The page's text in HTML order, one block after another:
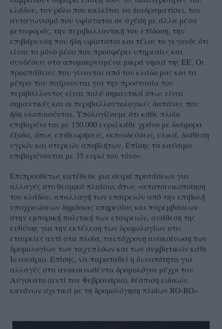
κλάδου, τον ρόλο που καλείται να διαδραματίσει, τον
ανταγωνισμό που υφίσταται σε σχέση με άλλα μέσα
μεταφοράς, την περιβαλλοντική του επίδοση, την
επιβάρυνση που ήδη υφίσταται και τέλος το γεγονός ότι
είναι το μόνο μέσο που προσφέρει υπηρεσίες και
συνδέσεις στα απομακρυσμένα μικρά νησιά της ΕΕ. Οι
προσπάθειες που γίνονται από τον κλάδο μας και τα
μέτρα που παίρνονται για την προστασία του
περιβάλλοντος είναι πολύ σημαντικά όπως είναι
σημαντικές και οι περιβαλλοντολογικές δαπάνες που
ήδη υλοποιούνται. Υπολογίζουμε ότι κάθε πλοίο
επιβαρύνεται με 150.000 ευρώ κάθε χρόνο με διάφορα
έξοδα, όπως επιθεωρήσεις, εκπαιδεύσεις, υλικά, διάθεση
υγρών και στερεών αποβλήτων. Επίσης τα καύσιμα
επιβαρύνονται με 35 ευρώ τον τόνο».
Επιπροσθέτως κατέθεσε μια σειρά προτάσεων για
αλλαγές στο θεσμικό πλαίσιο, όπως «αποποινικοποίηση
του κλάδου, απαλλαγή των εταιρειών από την επιβολή
υποχρεώσεων δημόσιας υπηρεσίας και παρεμβάσεων
στην εμπορική πολιτική των εταιρειών, ανάθεση της
ευθύνης για την εκτέλεση των δρομολογίων στις
εταιρείες αντί στα πλοία, ταυτόχρονη ανακοίνωση των
δρομολογίων των ταχυπλόων και των συμβατικών κάθε
Ιανουάριο. Επίσης, να παραταθεί η δυνατότητα για
αλλαγές στα ανακοινωθέντα δρομολόγια μέχρι τον
Αύγουστο (αντί τον Φεβρουάριο), θέσπιση ειδικών
κανόνων σχετικά με τη δρομολόγηση πλοίων RO-RO»